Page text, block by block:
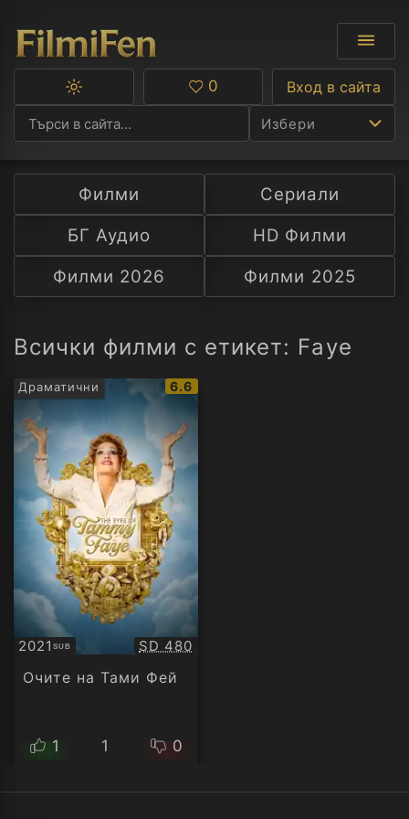
Избери
Ф
С
А
Превключване
тъмна
тема
Любими
0 Вход в сайта
Филми
Сериали
БГ Аудио
HD Филми
Филми 2026
Филми 2025
Всички филми с етикет: Faye
Драматични
IMDb
6.6
2021SUB
Субтитри Качество:
SD 480
Очите на Тами Фей
1 1 0